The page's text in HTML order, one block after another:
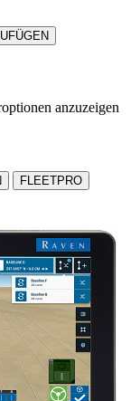
anzuzeigen
FLEETPRO